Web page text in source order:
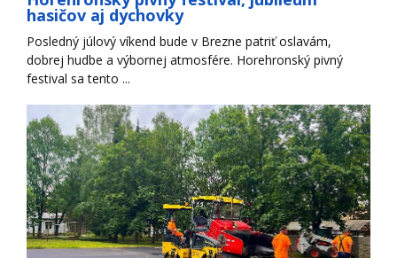
hasičov aj dychovky
Posledný júlový víkend bude v Brezne patriť oslavám,
dobrej hudbe a výbornej atmosfére. Horehronský pivný
festival sa tento ...